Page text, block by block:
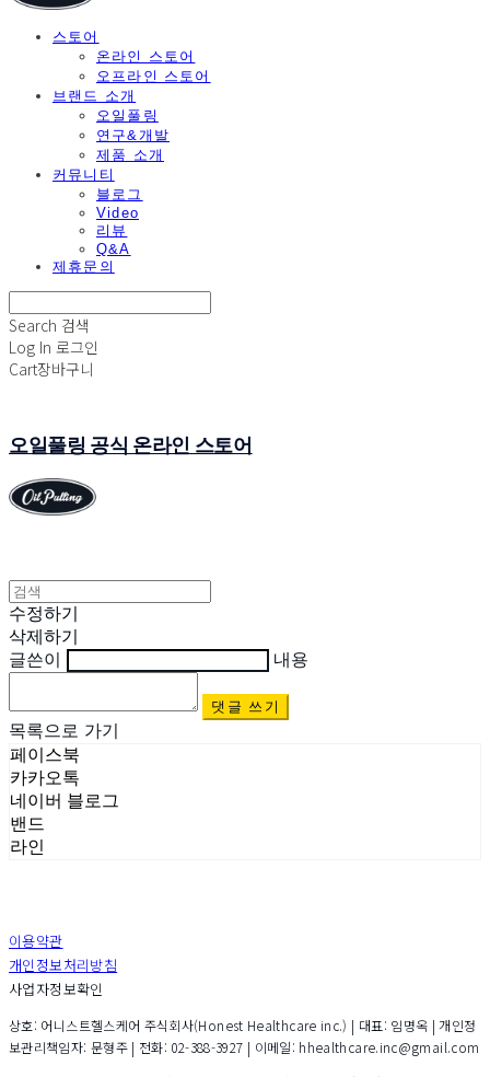
스토어
온라인 스토어
오프라인 스토어
브랜드 소개
오일풀링
연구&개발
제품 소개
커뮤니티
블로그
Video
리뷰
Q&A
제휴문의
Search 검색
Log In 로그인
Cart장바구니
오일풀링 공식 온라인 스토어
수정하기
삭제하기
글쓴이
내용
댓글 쓰기
목록으로 가기
페이스북
카카오톡
네이버 블로그
밴드
라인
이용약관
개인정보처리방침
사업자정보확인
상호: 어니스트헬스케어 주식회사(Honest Healthcare inc.) | 대표: 임명옥 | 개인정
보관리책임자: 문형주 | 전화: 02-388-3927 | 이메일: hhealthcare.inc@gmail.com